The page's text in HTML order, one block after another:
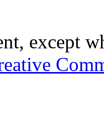
except